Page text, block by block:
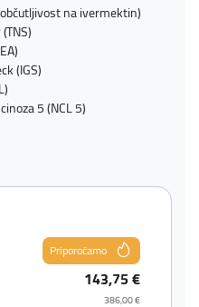
na ivermektin)
(IGS)
5 (NCL 5)
Priporočamo
143,75 €
386,00 €